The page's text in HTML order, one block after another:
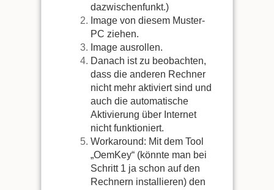
dazwischenfunkt.)
Image von diesem Muster-
PC ziehen.
Image ausrollen.
Danach ist zu beobachten,
dass die anderen Rechner
nicht mehr aktiviert sind und
auch die automatische
Aktivierung über Internet
nicht funktioniert.
Workaround: Mit dem Tool
„OemKey“ (könnte man bei
Schritt 1 ja schon auf den
Rechnern installieren) den